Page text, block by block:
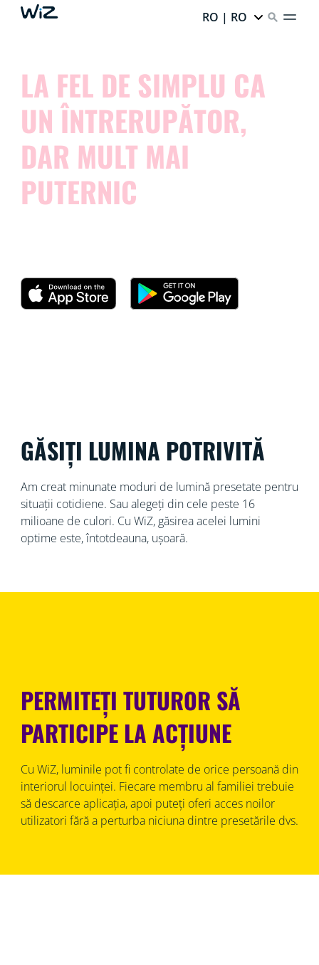
RO | RO
LA FEL DE SIMPLU CA
UN ÎNTRERUPĂTOR,
DAR MULT MAI
PUTERNIC
GĂSIȚI LUMINA POTRIVITĂ
Am creat minunate moduri de lumină presetate pentru
situații cotidiene. Sau alegeți din cele peste 16
milioane de culori. Cu WiZ, găsirea acelei lumini
optime este, întotdeauna, ușoară.
PERMITEȚI TUTUROR SĂ
PARTICIPE LA ACȚIUNE
Cu WiZ, luminile pot fi controlate de orice persoană din
interiorul locuinței. Fiecare membru al familiei trebuie
să descarce aplicația, apoi puteți oferi acces noilor
utilizatori fără a perturba niciuna dintre presetările dvs.